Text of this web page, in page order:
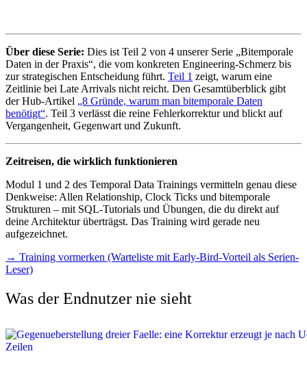
Über diese Serie: Dies ist Teil 2 von 4 unserer Serie „Bitemporale
Daten in der Praxis“, die vom konkreten Engineering-Schmerz bis
zur strategischen Entscheidung führt. Teil 1 zeigt, warum eine
Zeitlinie bei Late Arrivals nicht reicht. Den Gesamtüberblick gibt
der Hub-Artikel „8 Gründe, warum man bitemporale Daten
benötigt“. Teil 3 verlässt die reine Fehlerkorrektur und blickt auf
Vergangenheit, Gegenwart und Zukunft.
Zeitreisen, die wirklich funktionieren
Modul 1 und 2 des Temporal Data Trainings vermitteln genau diese
Denkweise: Allen Relationship, Clock Ticks und bitemporale
Strukturen – mit SQL-Tutorials und Übungen, die du direkt auf
deine Architektur überträgst. Das Training wird gerade neu
aufgezeichnet.
→ Training vormerken (Warteliste mit Early-Bird-Vorteil als Serien-
Leser)
Was der Endnutzer nie sieht